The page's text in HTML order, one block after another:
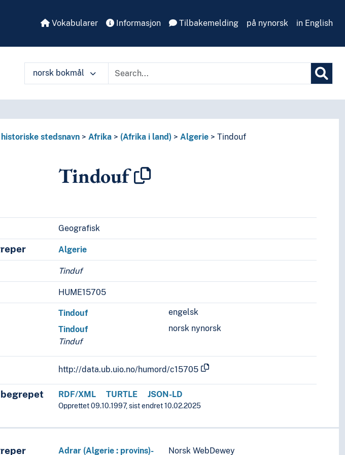
Vokabularer Informasjon Tilbakemelding på nynorsk in English
norsk bokmål
stedsnavn Afrika (Afrika i land) Algerie Tindouf
Tindouf
Geografisk
Algerie
Tinduf
HUME15705
engelsk
Tindouf
norsk nynorsk
Tindouf
Tinduf
http://data.ub.uio.no/humord/c15705
RDF/XML TURTLE JSON-LD
Opprettet 09.10.1997, sist endret 10.02.2025
Adrar (Algerie : provins)- Norsk WebDewey